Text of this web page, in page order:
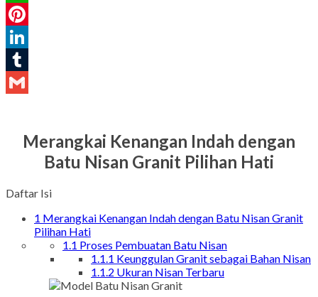
WhatsApp
Pinterest
LinkedIn
Tumblr
Merangkai Kenangan Indah dengan
Batu Nisan Granit Pilihan Hati
Daftar Isi
1 Merangkai Kenangan Indah dengan Batu Nisan Granit
Pilihan Hati
1.1 Proses Pembuatan Batu Nisan
1.1.1 Keunggulan Granit sebagai Bahan Nisan
1.1.2 Ukuran Nisan Terbaru